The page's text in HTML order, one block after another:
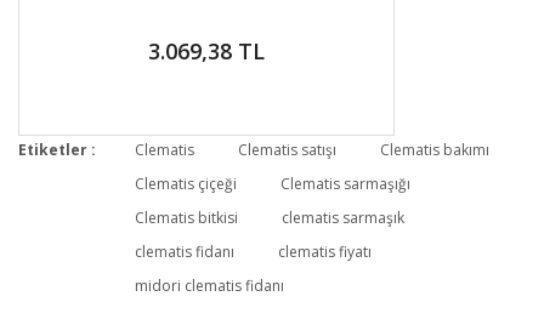
3.069,38 TL
Etiketler : Clematis Clematis satışı
Clematis bakımı
Clematis çiçeği
Clematis sarmaşığı
Clematis bitkisi
clematis sarmaşık
clematis fidanı
clematis fiyatı
midori clematis fidanı